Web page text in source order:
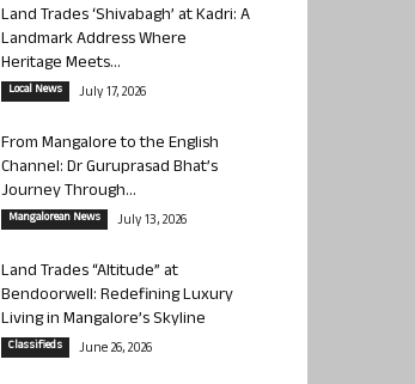
Land Trades ‘Shivabagh’ at Kadri: A
Landmark Address Where
Heritage Meets...
Local News July 17, 2026
From Mangalore to the English
Channel: Dr Guruprasad Bhat’s
Journey Through...
Mangalorean News July 13, 2026
Land Trades “Altitude” at
Bendoorwell: Redefining Luxury
Living in Mangalore’s Skyline
Classifieds June 26, 2026